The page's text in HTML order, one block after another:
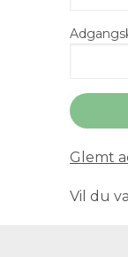
Glemt
Vil du